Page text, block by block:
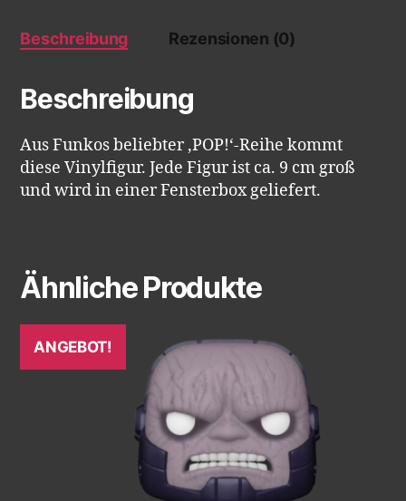
Beschreibung Rezensionen (0)
Beschreibung
Aus Funkos beliebter ‚POP!‘-Reihe kommt
diese Vinylfigur. Jede Figur ist ca. 9 cm groß
und wird in einer Fensterbox geliefert.
Ähnliche Produkte
ANGEBOT!